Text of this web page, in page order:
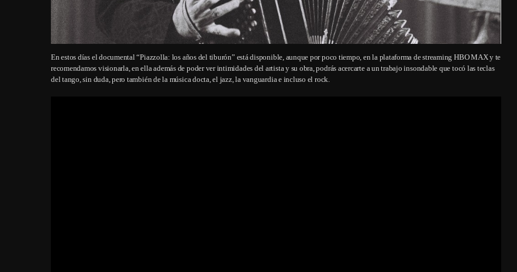
En estos días el documental “Piazzolla: los años del tiburón” está disponible, aunque por poco tiempo, en la plataforma de streaming HBO MAX y te
recomendamos visionarla, en ella además de poder ver intimidades del artista y su obra, podrás acercarte a un trabajo insondable que tocó las teclas
del tango, sin duda, pero también de la música docta, el jazz, la vanguardia e incluso el rock.